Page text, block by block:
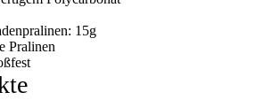
15g
Pralinen